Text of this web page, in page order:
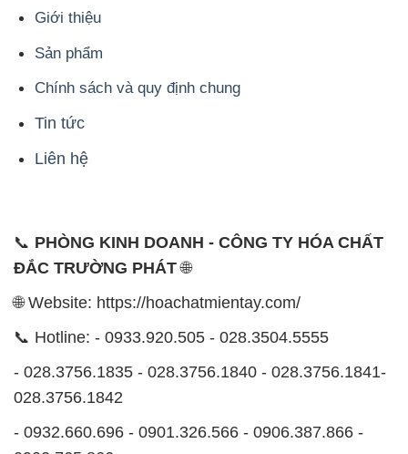
Tin tức
Liên hệ
📞
PHÒNG KINH DOANH - CÔNG TY HÓA CHẤT
ĐẮC TRƯỜNG PHÁT
- 028.3756.1835 - 028.3756.1840 - 028.3756.1841-
0902.765.866
📧 Email: hoachat@dactruongphat.vn
ĐỊA CHỈ